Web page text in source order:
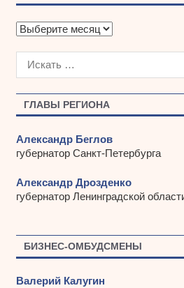
ГЛАВЫ РЕГИОНА
Александр Беглов
губернатор Санкт-Петербурга
Александр Дрозденко
губернатор Ленинградской
БИЗНЕС-ОМБУДСМЕНЫ
Валерий Калугин
А
х
ы